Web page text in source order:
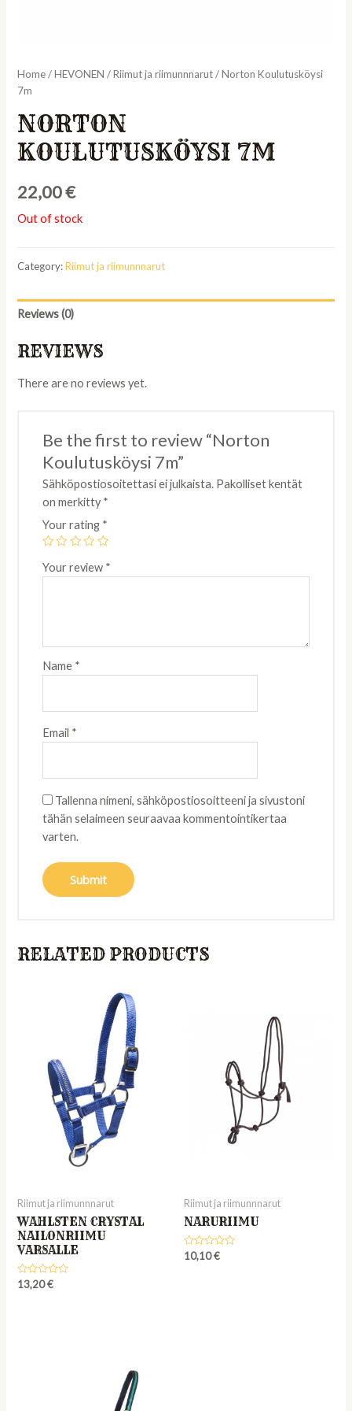
Home/HEVONEN /Riimut ja riimunnnarut/ Norton Koulutusköysi
7m
NORTON
KOULUTUSKÖYSI 7M
22,00€
Out of stock
Category:Riimut ja riimunnnarut
Reviews (0)
REVIEWS
There are no reviews yet.
Be the first to review “Norton
Koulutusköysi 7m”
Sähköpostiosoitettasi ei julkaista. Pakolliset kentät
on merkitty*
Your rating *
Your review *
Name *
Email *
Tallenna nimeni, sähköpostiosoitteeni ja sivustoni
tähän selaimeen seuraavaa kommentointikertaa
varten.
RELATED PRODUCTS
Riimut ja riimunnnarut
WAHLSTEN CRYSTAL
NAILONRIIMU
VARSALLE
Rated
13,20€
Riimut ja riimunnnarut
NARURIIMU
Rated
10,10€